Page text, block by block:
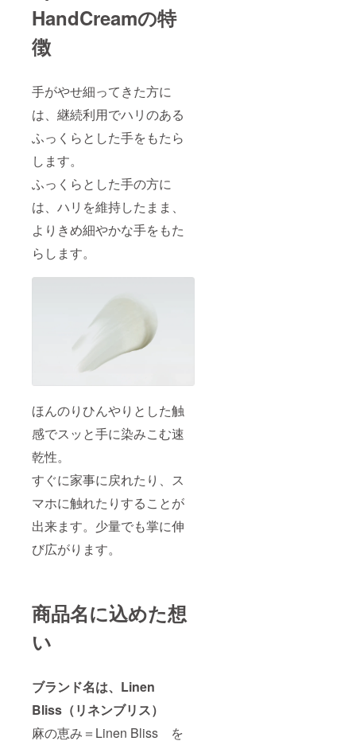
HandCreamの特
徴
手がやせ細ってきた方に
は、継続利用でハリのある
ふっくらとした手をもたら
します。
ふっくらとした手の方に
は、ハリを維持したまま、
よりきめ細やかな手をもた
らします。
ほんのりひんやりとした触
感でスッと手に染みこむ速
乾性。
すぐに家事に戻れたり、ス
マホに触れたりすることが
出来ます。少量でも掌に伸
び広がります。
商品名に込めた想
い
ブランド名は、Linen
Bliss（リネンブリス）
麻の恵み＝Linen Bliss を